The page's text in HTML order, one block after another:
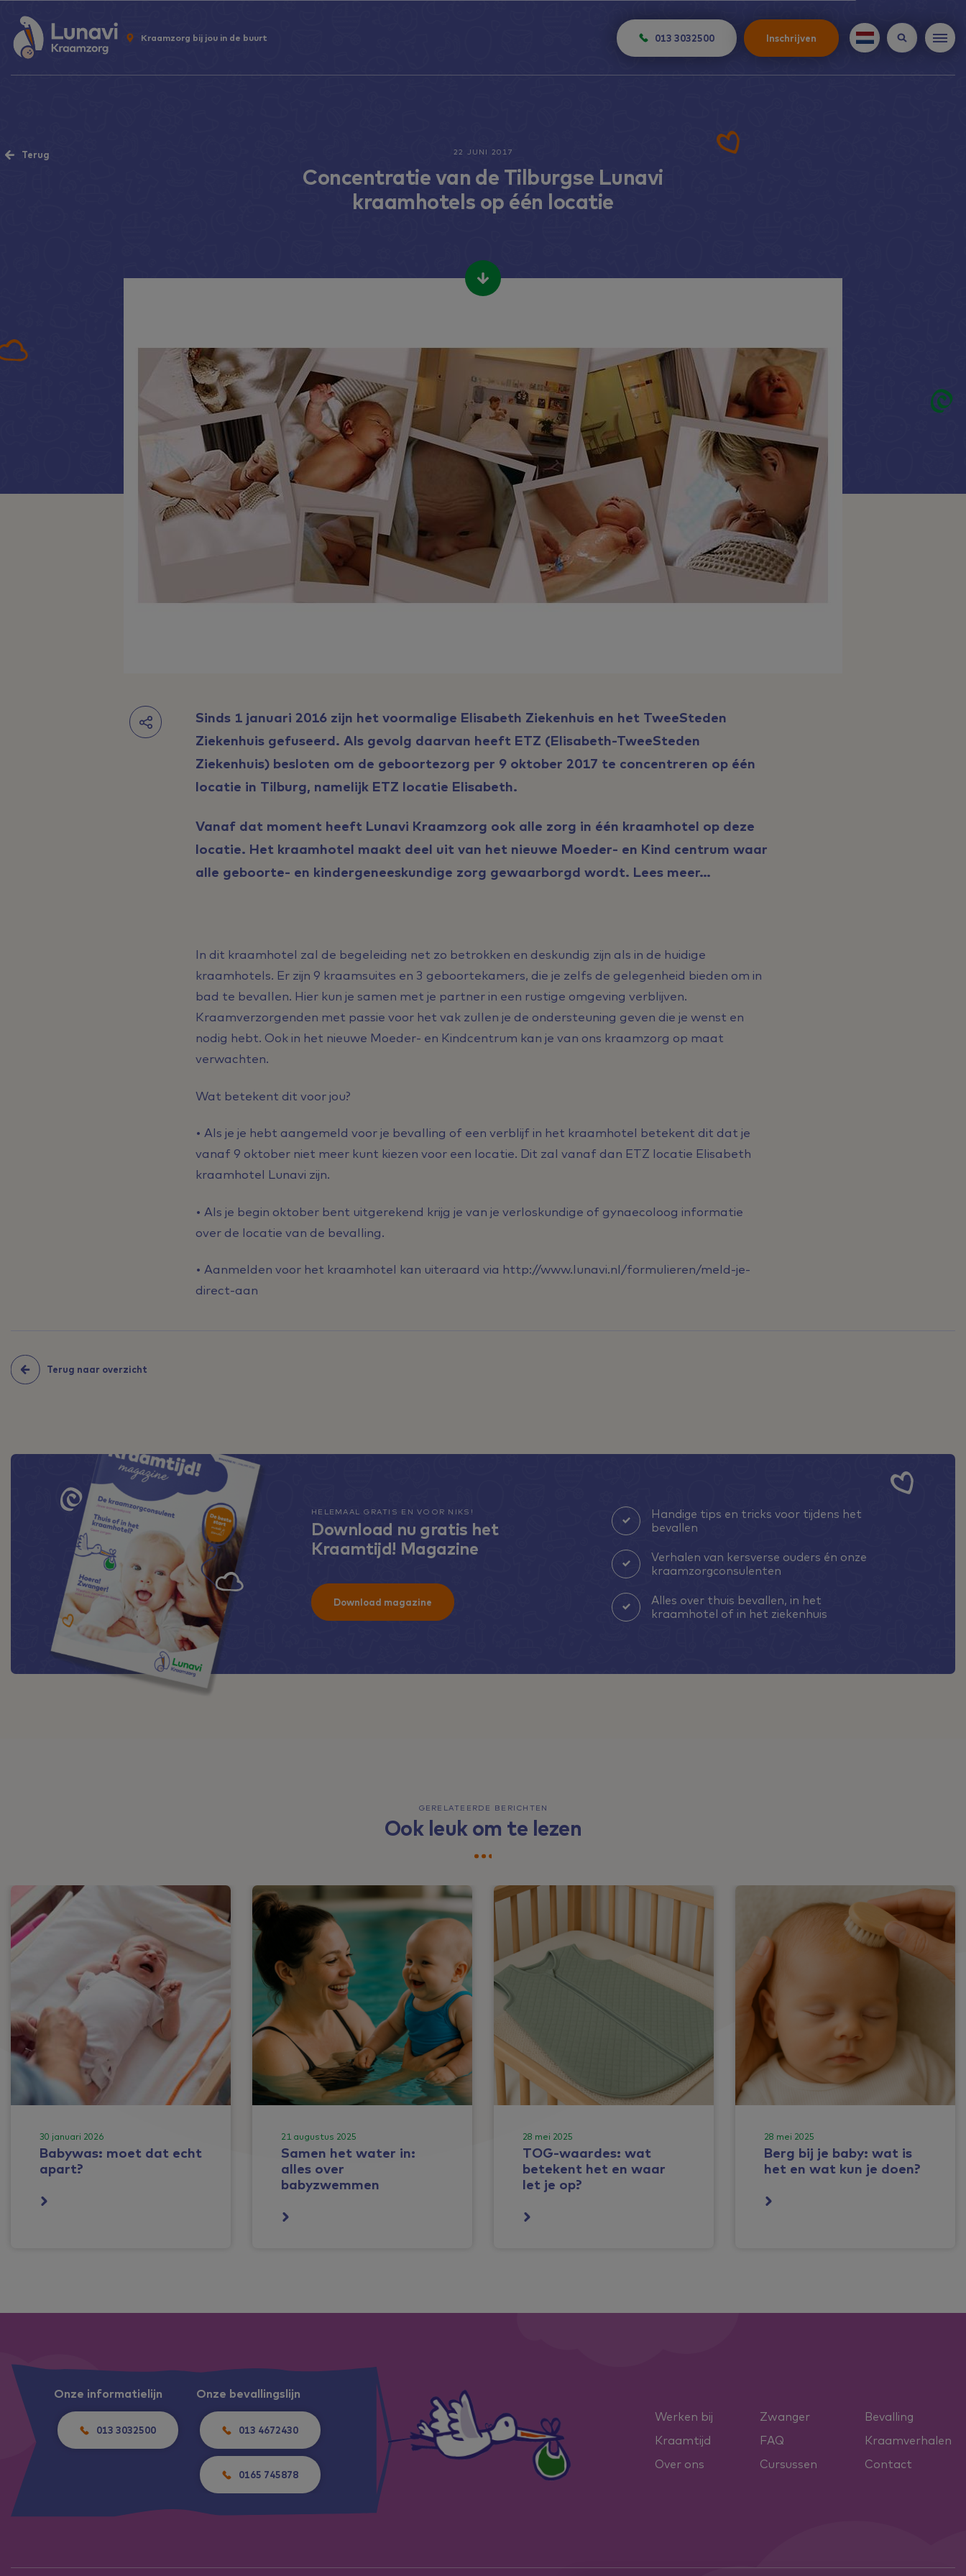
Kraamzorg bij jou in de buurt 013 3032500 Inschrijven
Terug 22 JUNI 2017
Concentratie van de Tilburgse Lunavi
kraamhotels op één locatie
Sinds 1 januari 2016 zijn het voormalige Elisabeth Ziekenhuis en het TweeSteden
Ziekenhuis gefuseerd. Als gevolg daarvan heeft ETZ (Elisabeth-TweeSteden
Ziekenhuis) besloten om de geboortezorg per 9 oktober 2017 te concentreren op één
locatie in Tilburg, namelijk ETZ locatie Elisabeth.
Vanaf dat moment heeft Lunavi Kraamzorg ook alle zorg in één kraamhotel op deze
locatie. Het kraamhotel maakt deel uit van het nieuwe Moeder- en Kind centrum waar
alle geboorte- en kindergeneeskundige zorg gewaarborgd wordt. Lees meer...
In dit kraamhotel zal de begeleiding net zo betrokken en deskundig zijn als in de huidige
kraamhotels. Er zijn 9 kraamsuites en 3 geboortekamers, die je zelfs de gelegenheid bieden om in
bad te bevallen. Hier kun je samen met je partner in een rustige omgeving verblijven.
Kraamverzorgenden met passie voor het vak zullen je de ondersteuning geven die je wenst en
nodig hebt. Ook in het nieuwe Moeder- en Kindcentrum kan je van ons kraamzorg op maat
verwachten.
Wat betekent dit voor jou?
• Als je je hebt aangemeld voor je bevalling of een verblijf in het kraamhotel betekent dit dat je
vanaf 9 oktober niet meer kunt kiezen voor een locatie. Dit zal vanaf dan ETZ locatie Elisabeth
kraamhotel Lunavi zijn.
• Als je begin oktober bent uitgerekend krijg je van je verloskundige of gynaecoloog informatie
over de locatie van de bevalling.
• Aanmelden voor het kraamhotel kan uiteraard via http://www.lunavi.nl/formulieren/meld-je-
direct-aan
Terug naar overzicht
HELEMAAL GRATIS EN VOOR NIKS!
Download nu gratis het
Kraamtijd! Magazine
Download magazine
Handige tips en tricks voor tijdens het
bevallen
Verhalen van kersverse ouders én onze
kraamzorgconsulenten
Alles over thuis bevallen, in het
kraamhotel of in het ziekenhuis
GERELATEERDE BERICHTEN
Ook leuk om te lezen
30 januari 2026
Babywas: moet dat echt
apart?
21 augustus 2025
Samen het water in:
alles over
babyzwemmen
28 mei 2025
TOG-waardes: wat
betekent het en waar
let je op?
28 mei 2025
Berg bij je baby: wat is
het en wat kun je doen?
Onze informatielijn
013 3032500
Onze bevallingslijn
013 4672430
0165 745878
Werken bij Zwanger
Bevalling
Kraamtijd
FAQ
Kraamverhalen
Over ons
Cursussen Contact